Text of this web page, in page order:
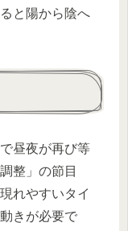
と陽から陰へ
昼夜が再び等
整」の節目
れやすいタイ
きが必要で